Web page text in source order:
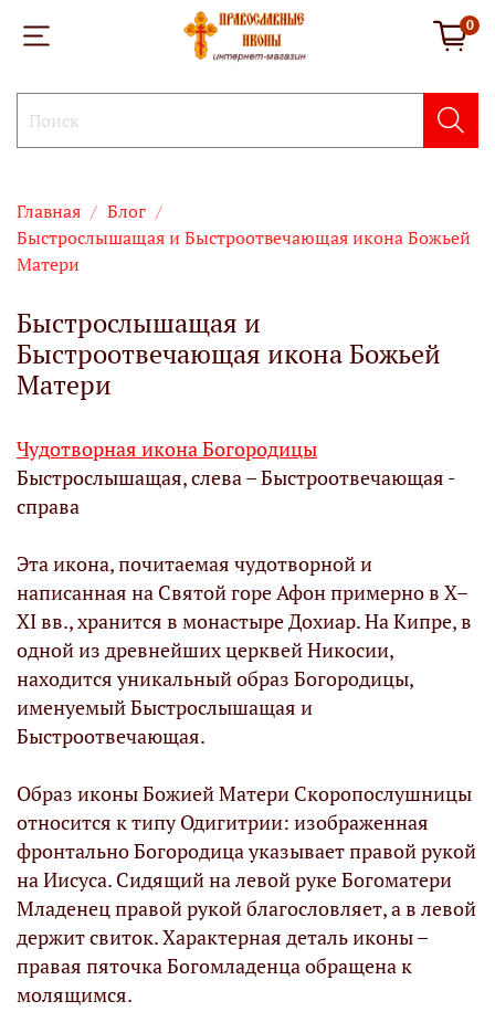
0
Главная
Блог
Быстрослышащая и Быстроотвечающая икона Божьей
Матери
Быстрослышащая и
Быстроотвечающая икона Божьей
Матери
Чудотворная икона Богородицы
Быстрослышащая, слева – Быстроотвечающая -
справа
Эта икона, почитаемая чудотворной и
написанная на Святой горе Афон примерно в X–
XI вв., хранится в монастыре Дохиар. На Кипре, в
одной из древнейших церквей Никосии,
находится уникальный образ Богородицы,
именуемый Быстрослышащая и
Быстроотвечающая.
Образ иконы Божией Матери Скоропослушницы
относится к типу Одигитрии: изображенная
фронтально Богородица указывает правой рукой
на Иисуса. Сидящий на левой руке Богоматери
Младенец правой рукой благословляет, а в левой
держит свиток. Характерная деталь иконы –
правая пяточка Богомладенца обращена к
молящимся.